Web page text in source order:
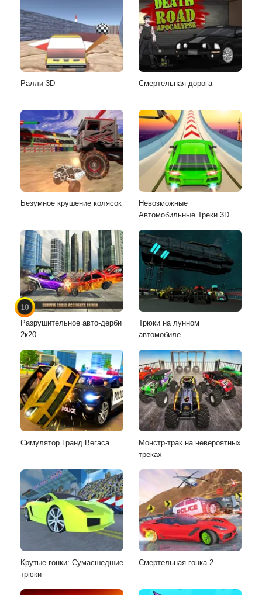
Ралли 3D Смертельная дорога
Безумное крушение колясок
Невозможные
Автомобильные Треки 3D
10
Разрушительное авто-дерби
2к20
Трюки на лунном
автомобиле
Симулятор Гранд Вегаса
Монстр-трак на невероятных
треках
Крутые гонки: Сумасшедшие
трюки
Смертельная гонка 2